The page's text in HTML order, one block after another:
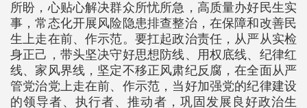
所盼，心贴心解决群众所忧所急，高质量办好民生实
事，常态化开展风险隐患排查整治，在保障和改善民
生上走在前、作示范。要扛起政治责任，从严从实检
身正己，带头坚决守好思想防线、用权底线、纪律红
线、家风界线，坚定不移正风肃纪反腐，在全面从严
管党治党上走在前、作示范，当好加强党的纪律建设
的领导者、执行者、推动者，巩固发展良好政治生